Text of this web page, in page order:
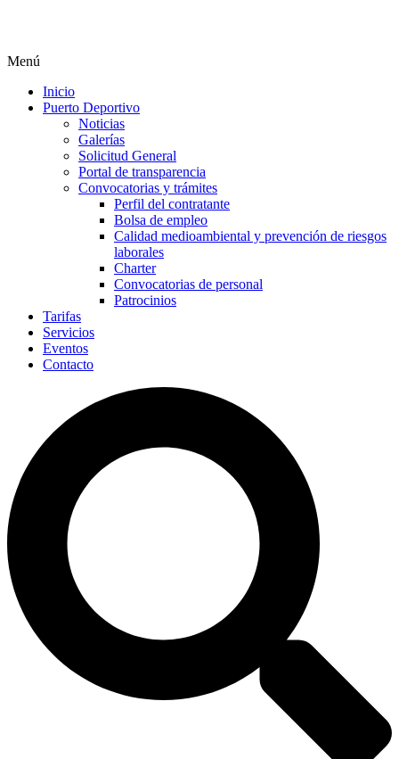
Menú
Inicio
Puerto Deportivo
Noticias
Galerías
Solicitud General
Portal de transparencia
Convocatorias y trámites
Perfil del contratante
Bolsa de empleo
Calidad medioambiental y prevención de riesgos
laborales
Charter
Convocatorias de personal
Patrocinios
Tarifas
Servicios
Eventos
Contacto